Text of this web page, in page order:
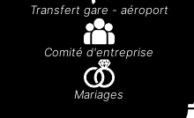
Transfert gare - aéroport
Comité d'entreprise
Mariages